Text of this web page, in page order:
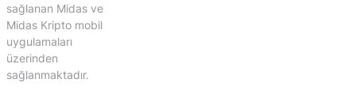
sağlanan Midas ve
Midas Kripto mobil
uygulamaları
üzerinden
sağlanmaktadır.